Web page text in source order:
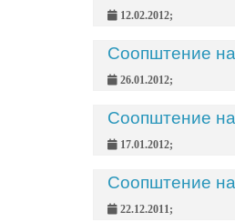
12.02.2012;
Соопштение
26.01.2012;
Соопштение
17.01.2012;
Соопштение
22.12.2011;